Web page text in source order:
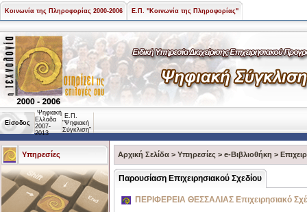
Κοινωνία της Πληροφορίας 2000-2006 Ε.Π. "Κοινωνία της Πληροφορίας"
Είσοδος
Ψηφιακή
Ελλάδα
2007-
2013
Ε.Π.
"Ψηφιακή
Σύγκλιση"
Υπηρεσίες Αρχική Σελίδα > Υπηρεσίες > e-Βιβλιοθήκη >
Παρουσίαση Επιχειρησιακού Σχεδίου
ΠΕΡΙΦΕΡΕΙΑ ΘΕΣΣΑΛΙΑΣ Επιχειρησιακό